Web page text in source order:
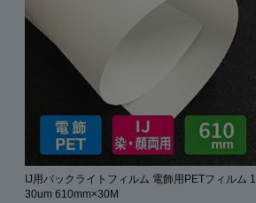
IJ用バックライトフィルム 電飾用PETフィルム 1
30um 610mm×30M